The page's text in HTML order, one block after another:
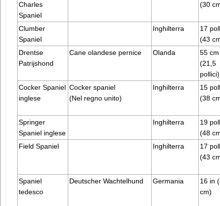
Charles
Spaniel
(30
Clumber
Spaniel
Inghilterra
17
(43
Drentse
Patrijshond
Cane olandese pernice Olanda
55 cm
(21,5
pollici)
Cocker Spaniel
inglese
Cocker spaniel
(Nel regno unito)
Inghilterra
15
(38
Springer
Spaniel inglese
Inghilterra
19
(48
Field Spaniel
Inghilterra
17
(43
Spaniel
tedesco
Deutscher Wachtelhund Germania
16 in
cm)